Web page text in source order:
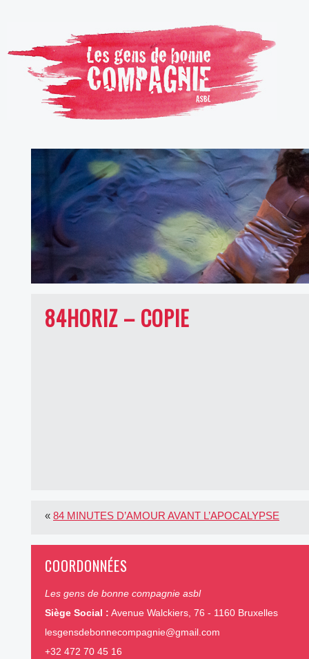
84HORIZ – COPIE
« 84 MINUTES D’AMOUR AVANT L’APOCALYPSE
COORDONNÉES
Les gens de bonne compagnie asbl
Siège Social : Avenue Walckiers, 76 - 1160 Bruxelles
lesgensdebonnecompagnie@gmail.com
+32 472 70 45 16